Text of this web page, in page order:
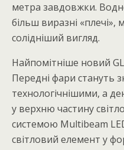
метра завдовжки.
більш виразні «плечі»,
солідніший вигляд.
Найпомітніше новий
Передні фари стануть
технологічнішими, а
у верхню частину
системою Multibeam
світловий елемент у